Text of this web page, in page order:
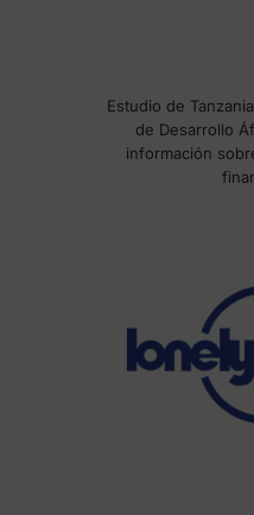
Estudio de
de Desarrollo
información